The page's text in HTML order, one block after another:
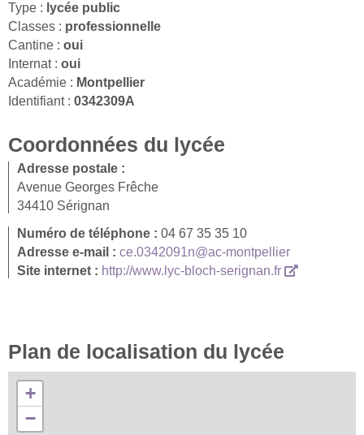
Type : lycée public
Classes : professionnelle
Cantine : oui
Internat : oui
Académie : Montpellier
Identifiant : 0342309A
Coordonnées du lycée
Adresse postale :
Avenue Georges Frêche
34410 Sérignan
Numéro de téléphone : 04 67 35 35 10
Adresse e-mail : ce.0342091n@ac-montpellier
Site internet : http://www.lyc-bloch-serignan.fr
Plan de localisation du lycée
+
−